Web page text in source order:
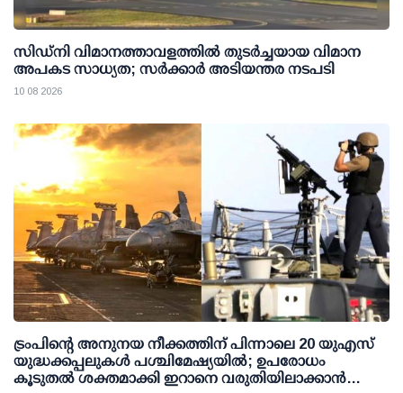
സിഡ്‌നി വിമാനത്താവളത്തില്‍ തുടര്‍ച്ചയായ വിമാന
അപകട സാധ്യത; സര്‍ക്കാര്‍ അടിയന്തര നടപടി
10 08 2026
ട്രംപിന്റെ അനുനയ നീക്കത്തിന് പിന്നാലെ 20 യുഎസ്
യുദ്ധക്കപ്പലുകള്‍ പശ്ചിമേഷ്യയില്‍; ഉപരോധം
കൂടുതല്‍ ശക്തമാക്കി ഇറാനെ വരുതിയിലാക്കാന്‍